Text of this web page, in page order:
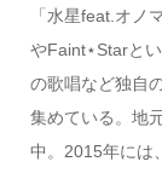
「水星feat.オノ
やFaint⋆Starと
の歌唱など独自
集めている。地
中。2015年には